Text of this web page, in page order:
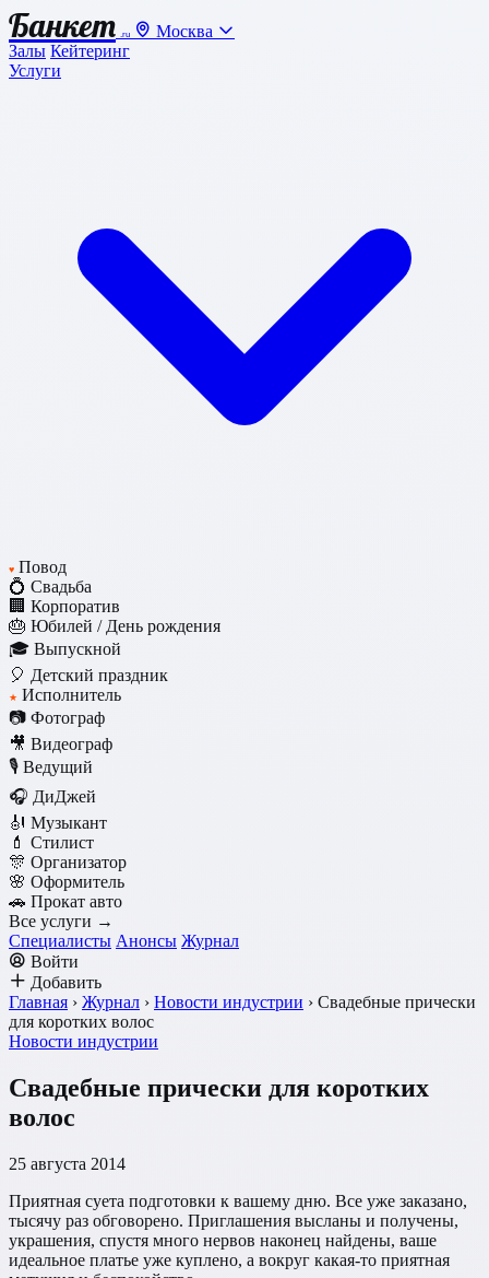
Банкет .ru
Москва
Залы Кейтеринг
Услуги
♥ Повод
💍 Свадьба
🏢 Корпоратив
🎂 Юбилей / День рождения
🎓 Выпускной
🎈 Детский праздник
★ Исполнитель
📷 Фотограф
🎥 Видеограф
🎙️ Ведущий
🎧 ДиДжей
🎻 Музыкант
💄 Стилист
🎊 Организатор
🌸 Оформитель
🚗 Прокат авто
Все услуги →
Специалисты Анонсы Журнал
Войти
Добавить
Главная › Журнал › Новости индустрии › Свадебные прически
для коротких волос
Новости индустрии
Свадебные прически для коротких
волос
25 августа 2014
Приятная суета подготовки к вашему дню. Все уже заказано,
тысячу раз обговорено. Приглашения высланы и получены,
украшения, спустя много нервов наконец найдены, ваше
идеальное платье уже куплено, а вокруг какая-то приятная